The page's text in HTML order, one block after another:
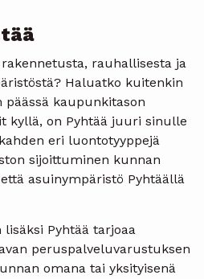
rauhallisesta ja
Haluatko kuitenkin
kaupunkitason
kyllä, on Pyhtää juuri sinulle
eri luontotyyppejä
sijoittuminen kunnan
asuinympäristö Pyhtäällä
Pyhtää tarjoaa
peruspalveluvarustuksen
omana tai yksityisenä